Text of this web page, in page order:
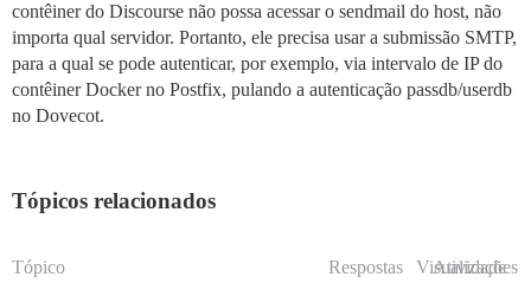
contêiner do Discourse não possa acessar o sendmail do host, não
importa qual servidor. Portanto, ele precisa usar a submissão SMTP,
para a qual se pode autenticar, por exemplo, via intervalo de IP do
contêiner Docker no Postfix, pulando a autenticação passdb/userdb
no Dovecot.
Tópicos relacionados
Tópico Respostas Visualizações
Atividade